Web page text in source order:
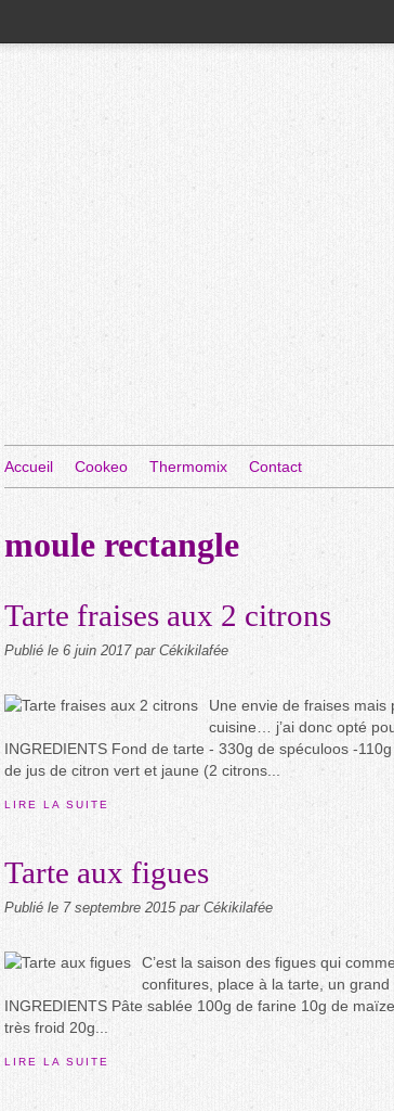
Accueil Cookeo Thermomix Contact
moule rectangle
Tarte fraises aux 2 citrons
Publié le 6 juin 2017 par Cékikilafée
Une envie de fraises mais
cuisine… j’ai donc opté
INGREDIENTS Fond de tarte - 330g de spéculoos -
de jus de citron vert et jaune (2 citrons...
LIRE LA SUITE
Tarte aux figues
Publié le 7 septembre 2015 par Cékikilafée
C’est la saison des figues qui
confitures, place à la tarte, un
INGREDIENTS Pâte sablée 100g de farine 10g de
très froid 20g...
LIRE LA SUITE